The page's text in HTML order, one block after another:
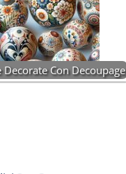
Decorate Con Decoupage